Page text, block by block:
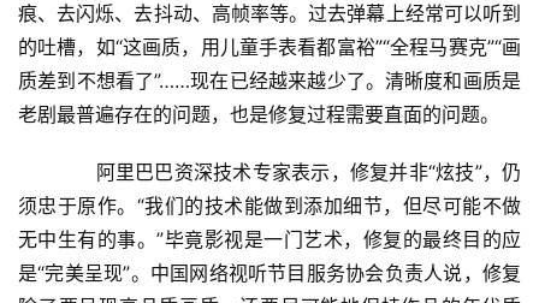
首
新
闻
资
讯
痕、去闪烁、去抖动、高帧率等。过去弹幕上经常可以听到
的吐槽，如“这画质，用儿童手表看都富裕”“全程马赛克”“画
质差到不想看了”……现在已经越来越少了。清晰度和画质是
老剧最普遍存在的问题，也是修复过程需要直面的问题。
阿里巴巴资深技术专家表示，修复并非“炫技”，仍
须忠于原作。“我们的技术能做到添加细节，但尽可能不做
无中生有的事。”毕竟影视是一门艺术，修复的最终目的应
是“完美呈现”。中国网络视听节目服务协会负责人说，修复